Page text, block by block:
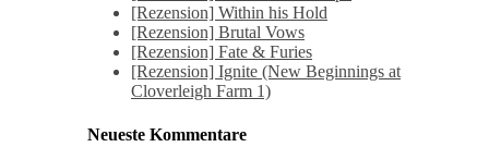
[Rezension] Within his Hold
[Rezension] Brutal Vows
[Rezension] Fate & Furies
[Rezension] Ignite (New Beginnings at
Cloverleigh Farm 1)
Neueste Kommentare